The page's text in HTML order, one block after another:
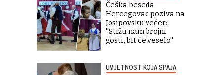
Češka beseda
Hercegovac poziva na
Josipovsku večer:
''Stižu nam brojni
gosti, bit će veselo''
UMJETNOST KOJA SPAJA